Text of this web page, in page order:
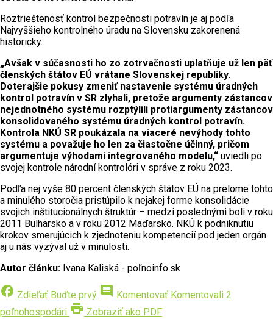
Roztrieštenosť kontrol bezpečnosti potravín je aj podľa
Najvyššieho kontrolného úradu na Slovensku zakorenená
historicky.
„Avšak v súčasnosti ho zo zotrvačnosti uplatňuje už len päť
členských štátov EÚ vrátane Slovenskej republiky.
Doterajšie pokusy zmeniť nastavenie systému úradných
kontrol potravín v SR zlyhali, pretože argumenty zástancov
nejednotného systému rozptýlili protiargumenty zástancov
konsolidovaného systému úradných kontrol potravín.
Kontrola NKÚ SR poukázala na viaceré nevýhody tohto
systému a považuje ho len za čiastočne účinný, pričom
argumentuje výhodami integrovaného modelu,“ uviedli po
svojej kontrole národní kontrolóri v správe z roku 2023.
Podľa nej vyše 80 percent členských štátov EÚ na prelome tohto
a minulého storočia pristúpilo k nejakej forme konsolidácie
svojich inštitucionálnych štruktúr – medzi poslednými boli v roku
2011 Bulharsko a v roku 2012 Maďarsko. NKÚ k podniknutiu
krokov smerujúcich k zjednoteniu kompetencií pod jeden orgán
aj u nás vyzýval už v minulosti.
Autor článku: Ivana Kaliská - poľnoinfo.sk
facebook Zdieľať Buďte prvý comment Komentovať Komentovali 2
poľnohospodári print Zobraziť ako PDF